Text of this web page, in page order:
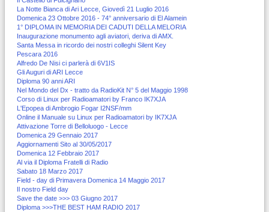
La Notte Bianca di Ari Lecce, Giovedì 21 Luglio 2016
Domenica 23 Ottobre 2016 - 74° anniversario di El Alamein
1° DIPLOMA IN MEMORIA DEI CADUTI DELLA MELORIA
Inaugurazione monumento agli aviatori, deriva di AMX.
Santa Messa in ricordo dei nostri colleghi Silent Key
Pescara 2016
Alfredo De Nisi ci parlerà di 6V1IS
Gli Auguri di ARI Lecce
Diploma 90 anni ARI
Nel Mondo del Dx - tratto da RadioKit N° 5 del Maggio 1998
Corso di Linux per Radioamatori by Franco IK7XJA
L'Epopea di Ambrogio Fogar I2NSF/mm
Online il Manuale su Linux per Radioamatori by IK7XJA
Attivazione Torre di Belloluogo - Lecce
Domenica 29 Gennaio 2017
Aggiornamenti Sito al 30/05/2017
Domenica 12 Febbraio 2017
Al via il Diploma Fratelli di Radio
Sabato 18 Marzo 2017
Field - day di Primavera Domenica 14 Maggio 2017
Il nostro Field day
Save the date >>> 03 Giugno 2017
Diploma >>>THE BEST HAM RADIO 2017